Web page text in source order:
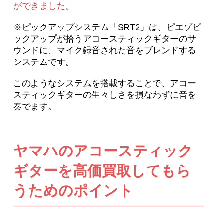
ができました。
※ピックアップシステム「SRT2」は、ピエゾピ
ックアップが拾うアコースティックギターのサ
ウンドに、マイク録音された音をブレンドする
システムです。
このようなシステムを搭載することで、アコー
スティックギターの生々しさを損なわずに音を
奏でます。
ヤマハのアコースティック
ギターを高価買取してもら
うためのポイント